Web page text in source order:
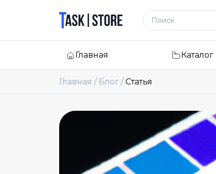
Логотип
Поиск по сайту
Главная Каталог
Главная Блог Статья